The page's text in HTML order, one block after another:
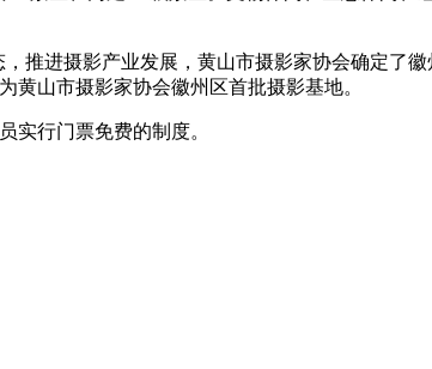
进摄影产业发展，黄山市摄影家协会确定了徽
黄山市摄影家协会徽州区首批摄影基地。
行门票免费的制度。